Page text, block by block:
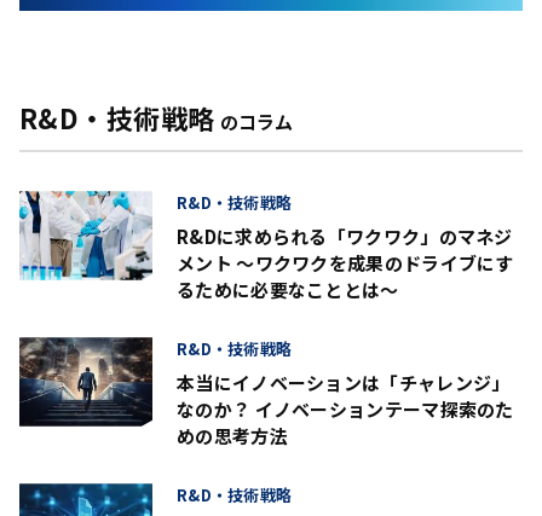
R&D・技術戦略 のコラム
R&Dに求められる「ワクワク」のマネジ
メント ～ワクワクを成果のドライブにす
るために必要なこととは～
R&D・技術戦略
本当にイノベーションは「チャレンジ」
なのか？ イノベーションテーマ探索のた
めの思考方法
R&D・技術戦略
R&D・技術戦略